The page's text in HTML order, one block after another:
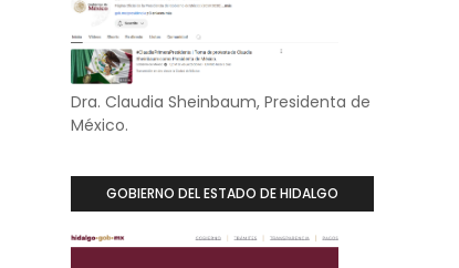
Dra. Claudia Sheinbaum, Presidenta de
México.
GOBIERNO DEL ESTADO DE HIDALGO